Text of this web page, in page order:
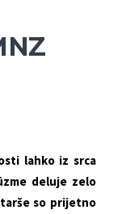
lahko iz srca
deluje zelo
so prijetno